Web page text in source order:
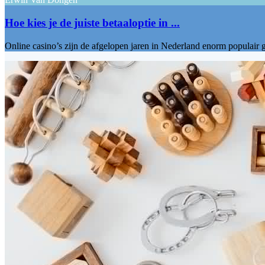
Hoe kies je de juiste betaaloptie in ...
Online casino’s zijn de afgelopen jaren in Nederland enorm populair